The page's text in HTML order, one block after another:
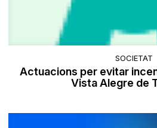
SOCIETAT
Actuacions per evitar
Vista Alegre de